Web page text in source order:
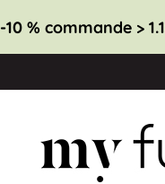
-10 % commande >